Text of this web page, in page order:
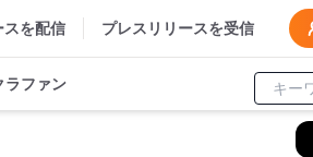
スを配信 プレスリリースを受信
ラファン